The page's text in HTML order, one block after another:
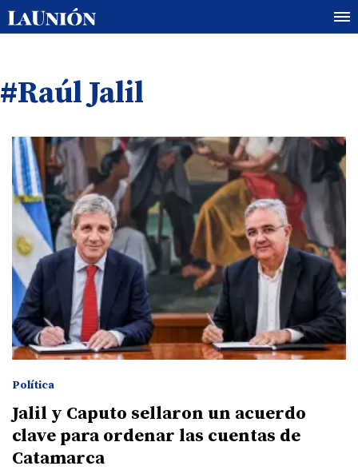
#Raúl Jalil
Política
Jalil y Caputo sellaron un acuerdo
clave para ordenar las cuentas de
Catamarca